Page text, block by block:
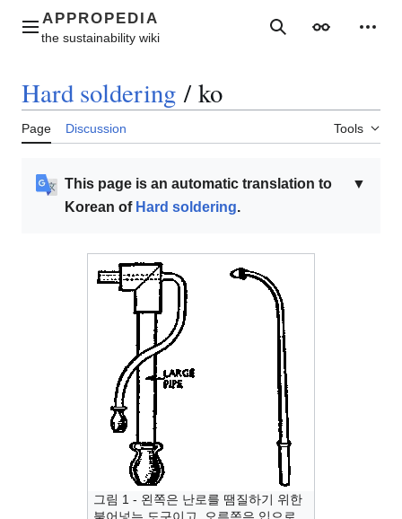
contentMain menu SearchAppearance
Hard soldering / ko
Page Discussion Tools
▼
This page is an automatic translation to
Korean of Hard soldering.
그림 1 - 왼쪽은 난로를 땜질하기 위한